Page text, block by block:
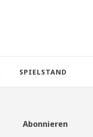
SPIELSTAND
Abonnieren